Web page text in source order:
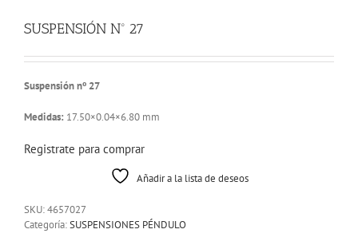
SUSPENSIÓN Nº 27
Suspensión nº 27
Medidas: 17.50×0.04×6.80 mm
Registrate para comprar
Añadir a la lista de deseos
SKU:4657027
Categoría:SUSPENSIONES PÉNDULO